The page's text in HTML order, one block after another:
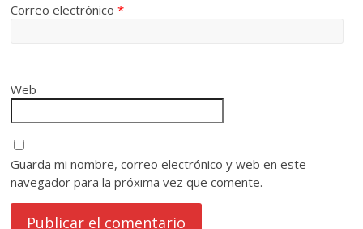
Correo electrónico*
Web
Guarda mi nombre, correo electrónico y web en este
navegador para la próxima vez que comente.